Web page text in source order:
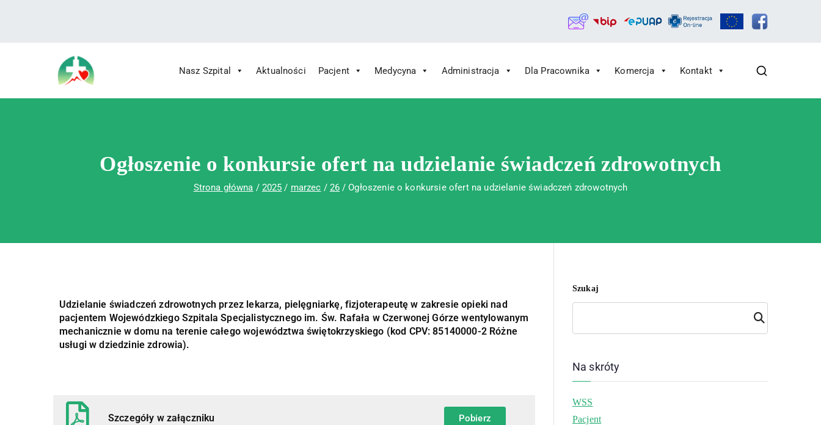
Wojewódzki Szpital Specjalistyczny im. Św. Rafała w Czerwonej Górze
Wojewódzki Szpital Specjalistyczny im. Św. Rafała w Czerwonej Górze
Nasz Szpital Aktualności Pacjent Medycyna Administracja Dla Pracownika Komercja Kontakt
Ogłoszenie o konkursie ofert na udzielanie świadczeń zdrowotnych
Strona główna 2025 marzec 26 Ogłoszenie o konkursie ofert na udzielanie świadczeń zdrowotnych
Udzielanie świadczeń zdrowotnych przez lekarza, pielęgniarkę, fizjoterapeutę w zakresie opieki nad
pacjentem Wojewódzkiego Szpitala Specjalistycznego im. Św. Rafała w Czerwonej Górze wentylowanym
mechanicznie w domu na terenie całego województwa świętokrzyskiego (kod CPV: 85140000-2 Różne
usługi w dziedzinie zdrowia).
Szczegóły w załączniku Pobierz
Szukaj
Szuk
aj
Na skróty
WSS
Pacjent